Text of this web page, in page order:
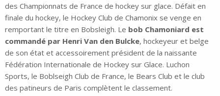
des Championnats de France de hockey sur glace. Défait en
finale du hockey, le Hockey Club de Chamonix se venge en
remportant le titre en Bobsleigh. Le bob Chamoniard est
commandé par Henri Van den Bulcke, hockeyeur et belge
de son état et accessoirement président de la naissante
Fédération Internationale de Hockey sur Glace. Luchon
Sports, le Boblseigh Club de France, le Bears Club et le club
des patineurs de Paris complètent le classement.